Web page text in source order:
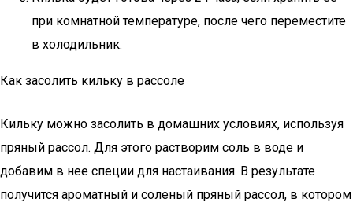
при комнатной температуре, после чего переместите
в холодильник.
Как засолить кильку в рассоле
Кильку можно засолить в домашних условиях, используя
пряный рассол. Для этого растворим соль в воде и
добавим в нее специи для настаивания. В результате
получится ароматный и соленый пряный рассол, в котором